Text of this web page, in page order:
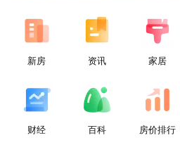
新房 资讯 家居
财经 百科 房价排行